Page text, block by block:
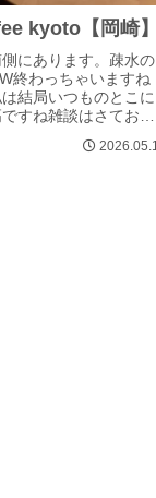
kyoto【岡崎】
にあります。疎水の
終わっちゃいますね
結局いつものとこに
すね雑談はさておき